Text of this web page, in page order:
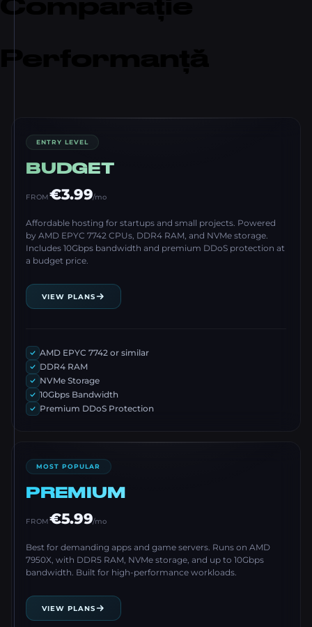
ENTRY LEVEL
BUDGET
FROM€3.99/mo
Affordable hosting for startups and small projects. Powered
by AMD EPYC 7742 CPUs, DDR4 RAM, and NVMe storage.
Includes 10Gbps bandwidth and premium DDoS protection at
a budget price.
VIEW PLANS
AMD EPYC 7742 or similar
DDR4 RAM
NVMe Storage
10Gbps Bandwidth
Premium DDoS Protection
MOST POPULAR
PREMIUM
FROM€5.99/mo
Best for demanding apps and game servers. Runs on AMD
7950X, with DDR5 RAM, NVMe storage, and up to 10Gbps
bandwidth. Built for high-performance workloads.
VIEW PLANS